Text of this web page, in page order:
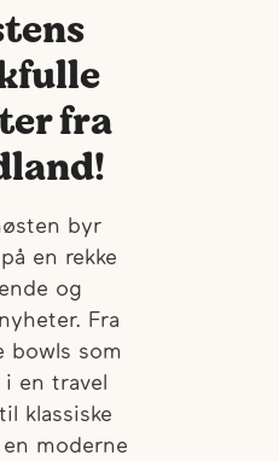
fra
byr
en rekke
og
Fra
bowls som
en travel
klassiske
moderne